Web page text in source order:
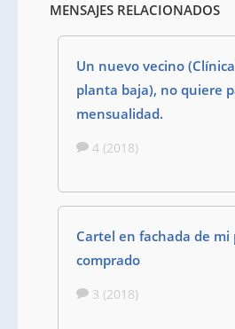
MENSAJES RELACIONADOS
Un nuevo vecino
planta baja), no quiere
mensualidad.
4 (2018)
Cartel en fachada de mi
comprado
3 (2018)